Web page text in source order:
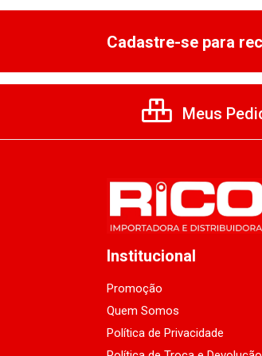
Cadastre-se para
Meus
Institucional
Promoção
Quem Somos
Política de Privacidade